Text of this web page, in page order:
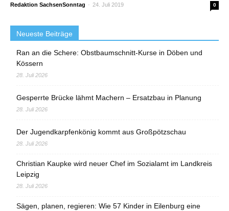
Redaktion SachsenSonntag - 24. Juli 2019 0
Neueste Beiträge
Ran an die Schere: Obstbaumschnitt-Kurse in Döben und
Kössern
28. Juli 2026
Gesperrte Brücke lähmt Machern – Ersatzbau in Planung
28. Juli 2026
Der Jugendkarpfenkönig kommt aus Großpötzschau
28. Juli 2026
Christian Kaupke wird neuer Chef im Sozialamt im Landkreis
Leipzig
28. Juli 2026
Sägen, planen, regieren: Wie 57 Kinder in Eilenburg eine